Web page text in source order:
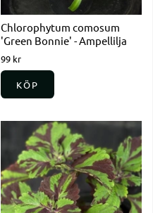
Chlorophytum comosum
'Green Bonnie' - Ampellilja
99 kr
KÖP